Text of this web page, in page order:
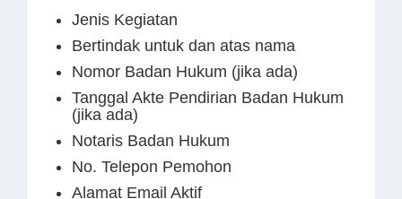
Jenis Kegiatan
Bertindak untuk dan atas nama
Nomor Badan Hukum (jika ada)
Tanggal Akte Pendirian Badan Hukum
(jika ada)
Notaris Badan Hukum
No. Telepon Pemohon
Alamat Email Aktif